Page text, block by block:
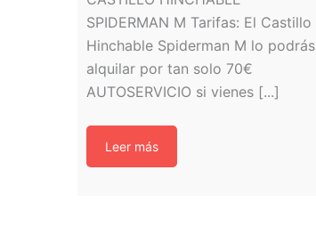
SPIDERMAN M Tarifas: El Castillo
Hinchable Spiderman M lo podrás
alquilar por tan solo 70€
AUTOSERVICIO si vienes [...]
Leer más